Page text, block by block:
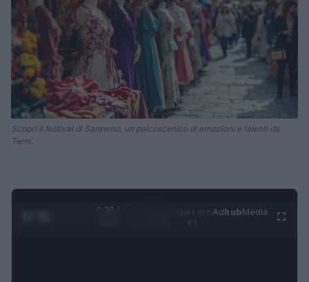
Scopri il festival di Sanremo, un palcoscenico di emozioni e talenti da
Terni.
0:29 /
AdhubMedia